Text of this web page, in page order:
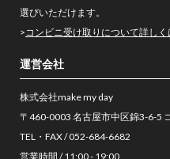
選びいただけます。
>コンビニ受け取りについて詳しく
運営会社
株式会社make my day
〒460-0003 名古屋市中区錦3-6-5
TEL・FAX / 052-684-6682
営業時間 / 11:00 - 19:00